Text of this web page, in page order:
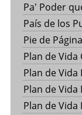
Pa' Poder
País de los
Pie de
Plan de Vida
Plan de Vida
Plan de
Plan de Vida